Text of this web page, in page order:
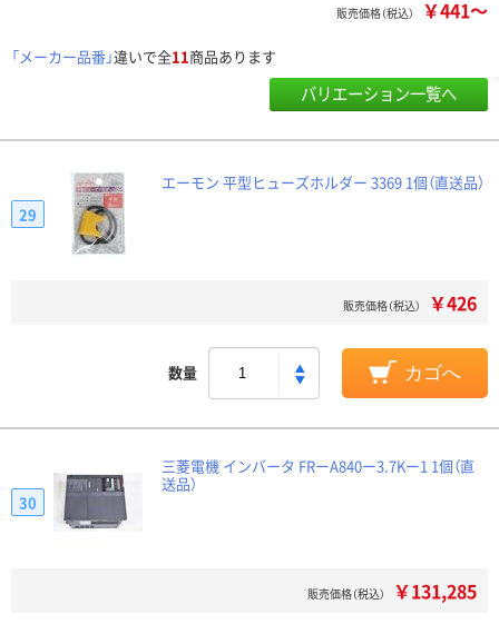
販売価格（税込） ￥441～
「メーカー品番」違いで全11商品あります
バリエーション一覧へ
エーモン 平型ヒューズホルダー 3369 1個（直送品）
29
販売価格（税込） ￥426
数量 カゴへ
三菱電機 インバータ FRーA840ー3.7Kー1 1個（直
送品）
30
販売価格（税込） ￥131,285